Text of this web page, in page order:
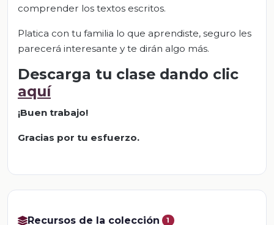
comprender los textos escritos.
Platica con tu familia lo que aprendiste, seguro les
parecerá interesante y te dirán algo más.
Descarga tu clase dando clic
aquí
¡Buen trabajo!
Gracias por tu esfuerzo.
Recursos de la colección 1